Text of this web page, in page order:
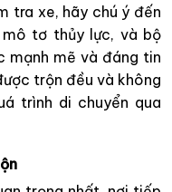
tra xe, hãy chú ý đến
tơ thủy lực, và bộ
mạnh mẽ và đáng tin
trộn đều và không
trình di chuyển qua